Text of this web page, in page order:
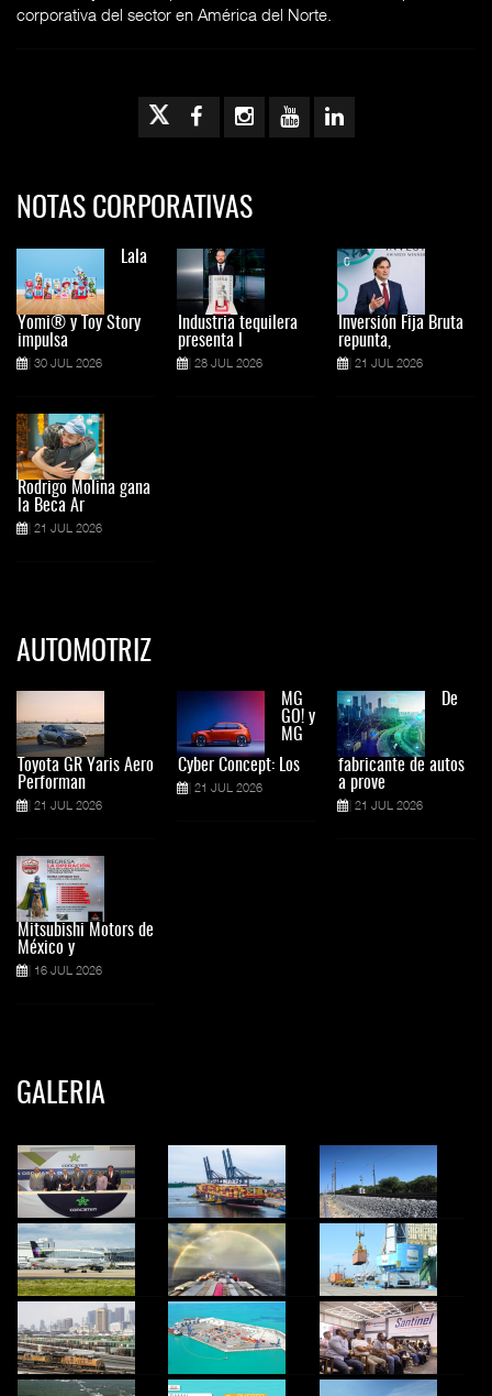
corporativa del sector en América del Norte.
NOTAS CORPORATIVAS
Lala
Yomi® y Toy Story
impulsa
30 JUL 2026
Rodrigo Molina gana
la Beca Ar
21 JUL 2026
Industria tequilera
presenta l
28 JUL 2026
Inversión Fija Bruta
repunta,
21 JUL 2026
AUTOMOTRIZ
Toyota GR Yaris Aero
Performan
21 JUL 2026
Mitsubishi Motors de
México y
16 JUL 2026
MG
GO! y
MG
Cyber Concept: Los
21 JUL 2026
De
fabricante de autos
a prove
21 JUL 2026
GALERIA